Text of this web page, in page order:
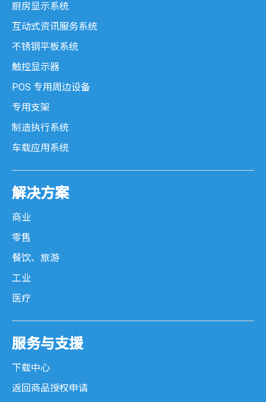
厨房显示系统
互动式资讯服务系统
不锈钢平板系统
触控显示器
POS 专用周边设备
专用支架
制造执行系统
车载应用系统
解决方案
商业
零售
餐饮、旅游
工业
医疗
服务与支援
下载中心
返回商品授权申请